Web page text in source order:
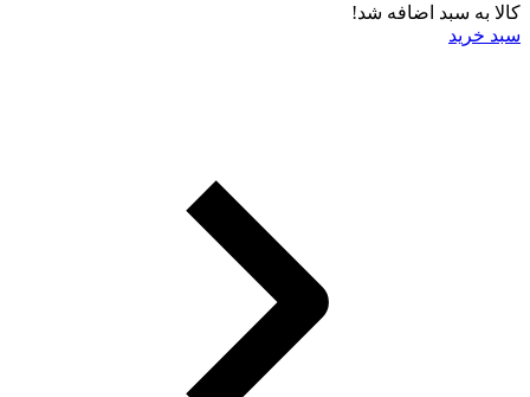
کالا به سبد اضافه شد!
سبد خرید